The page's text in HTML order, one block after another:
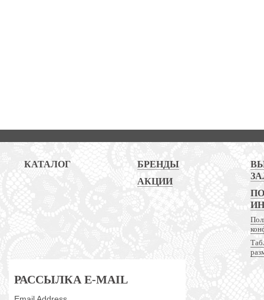
КАТАЛОГ
БРЕНДЫ
АКЦИИ
РАССЫЛКА E-MAIL